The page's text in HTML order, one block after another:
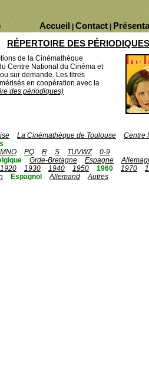
Contact
Accueil
RÉPERTOIRE DES PÉRIODIQUES
de la Cinémathèque
Centre National du Cinéma et
sur demande. Les titres
en coopération avec la
des périodiques)
La Cinémathèque de Toulouse
Centre
MNO PQ R S TUVWZ
0-9
Grde-Bretagne Espagne
1920 1930 1940 1950 1960 1970
Espagnol Allemand
Autres